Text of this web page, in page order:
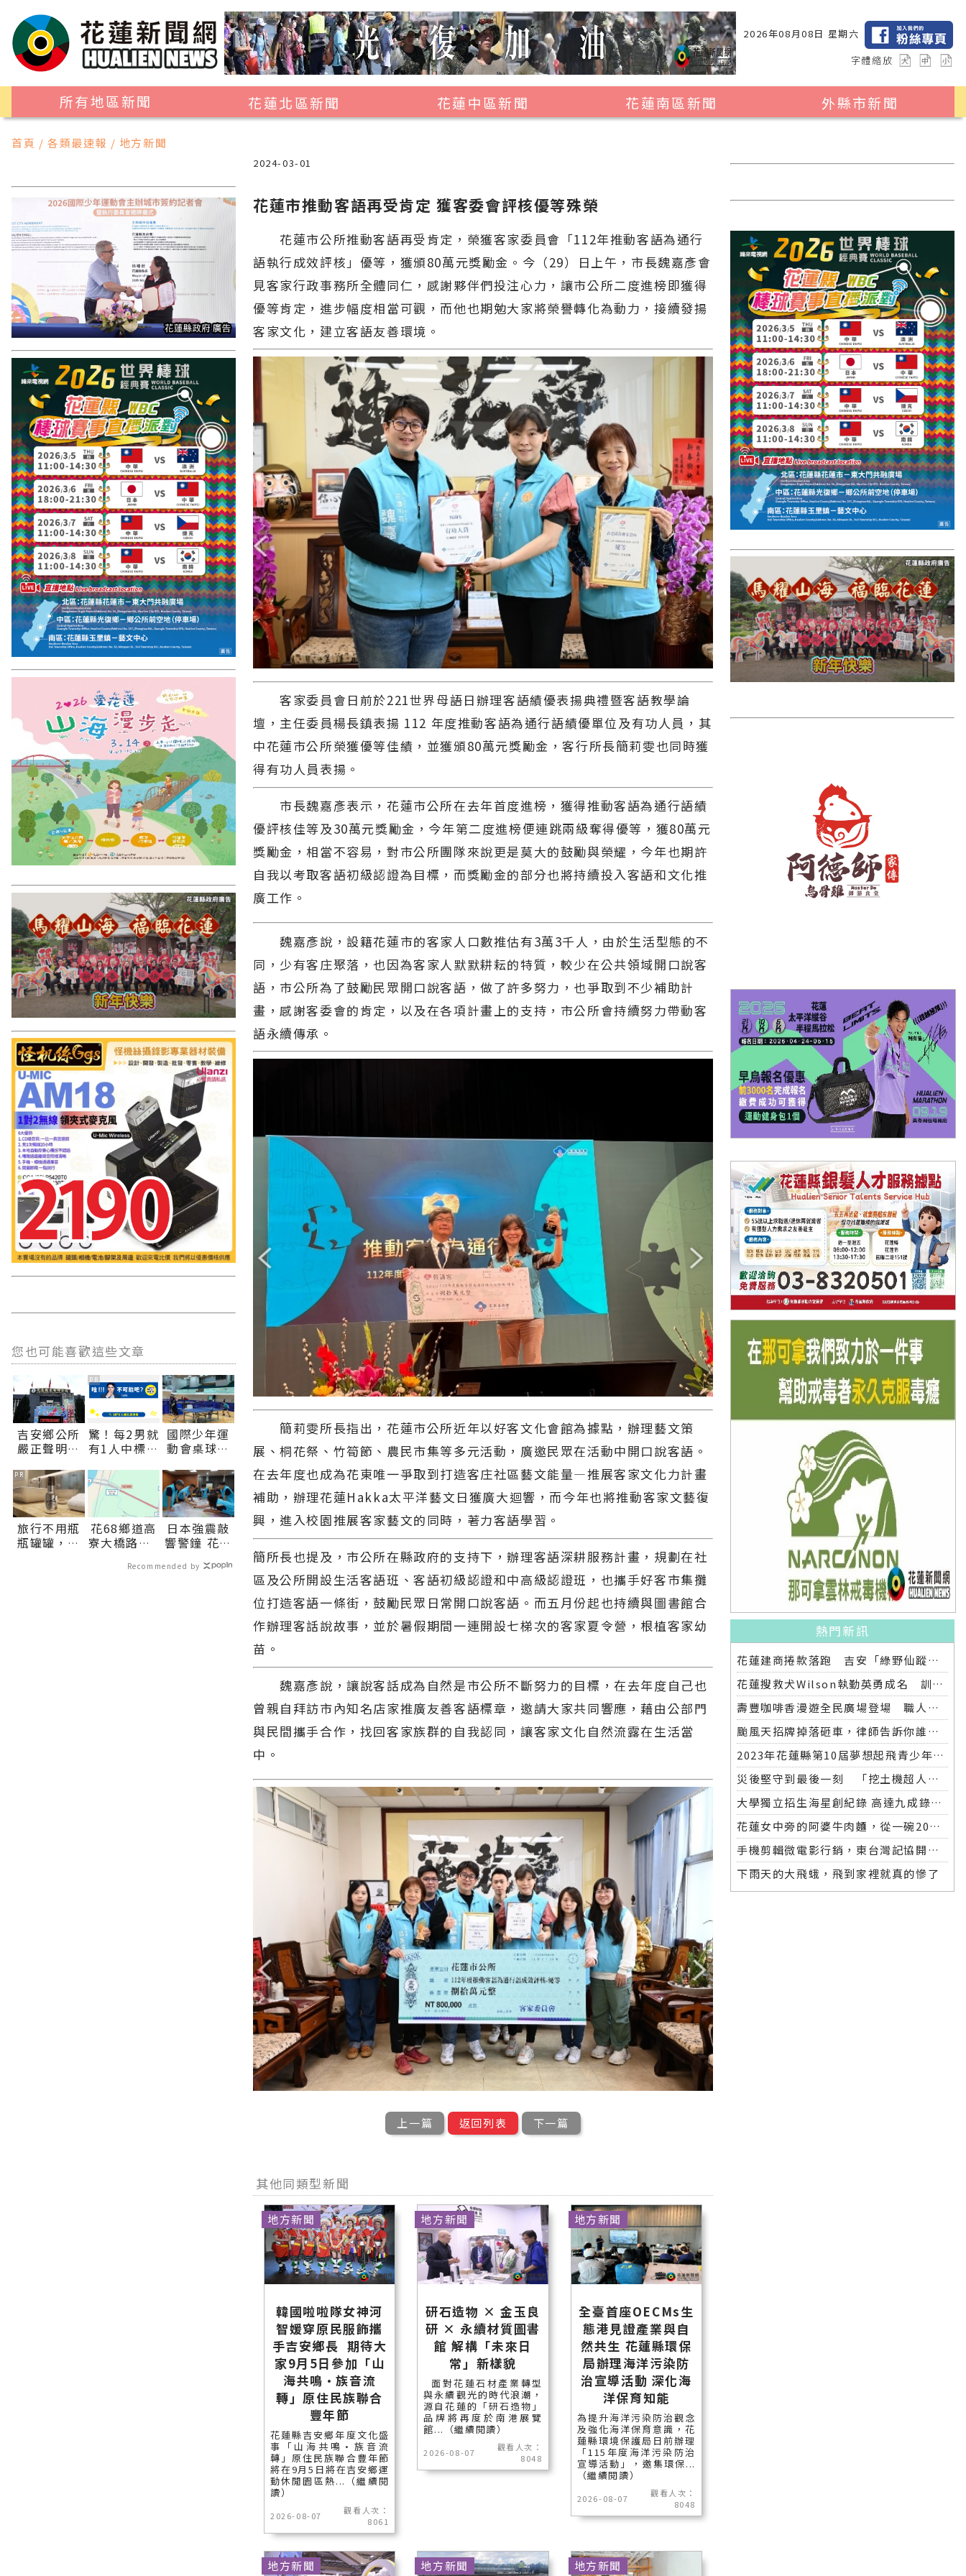
2026年08月08日 星期六
字體縮放
所有地區新聞
花蓮北區新聞
吉安鄉
秀林鄉
花蓮中區新聞
光復鄉
豐濱鄉
花蓮南區新聞
外縣市新聞
2024暑期夏令營專區
台中市
彰化縣
高雄市
國外報導
台東縣
關山鎮
苗栗縣
其他地區
新竹市
和平鄉
台南市
澎湖縣
香港
台東市
雲林縣
長濱鄉
彰化縣
首頁 / 各類最速報 / 地方新聞
您也可能喜歡這些文章
吉安鄉公所
嚴正聲明：
吳姓副主任
請辭獲准∣
花蓮新聞網
官方網站各
類新聞－最
快速的今日
驚！每2男就
有1人中標？
PR
國際少年運
動會桌球預
爆：中華台
北花蓮縣選
手余昕曄、
邱澈宣與台
北市選手洪
秉裕挺進男
子單打八強
旅行不用瓶
瓶罐罐，汎
PR
花68鄉道高
寮大橋路段8
部份時段辦
日本強震敲
響警鐘 花蓮
強化城市防
Recommended by
2024-03-01
花蓮市推動客語再受肯定 獲客委會評核優等殊榮
花蓮市公所推動客語再受肯定，榮獲客家委員會「112年推動客語為通行
語執行成效評核」優等，獲頒80萬元獎勵金。今（29）日上午，市長魏嘉彥會
見客家行政事務所全體同仁，感謝夥伴們投注心力，讓市公所二度進榜即獲得
優等肯定，進步幅度相當可觀，而他也期勉大家將榮譽轉化為動力，接續發揚
客家文化，建立客語友善環境。
客家委員會日前於221世界母語日辦理客語績優表揚典禮暨客語教學論
壇，主任委員楊長鎮表揚 112 年度推動客語為通行語績優單位及有功人員，其
中花蓮市公所榮獲優等佳績，並獲頒80萬元獎勵金，客行所長簡莉雯也同時獲
得有功人員表揚。
市長魏嘉彥表示，花蓮市公所在去年首度進榜，獲得推動客語為通行語績
優評核佳等及30萬元獎勵金，今年第二度進榜便連跳兩級奪得優等，獲80萬元
獎勵金，相當不容易，對市公所團隊來說更是莫大的鼓勵與榮耀，今年也期許
自我以考取客語初級認證為目標，而獎勵金的部分也將持續投入客語和文化推
廣工作。
魏嘉彥說，設籍花蓮市的客家人口數推估有3萬3千人，由於生活型態的不
同，少有客庄聚落，也因為客家人默默耕耘的特質，較少在公共領域開口說客
語，市公所為了鼓勵民眾開口說客語，做了許多努力，也爭取到不少補助計
畫，感謝客委會的肯定，以及在各項計畫上的支持，市公所會持續努力帶動客
語永續傳承。
簡莉雯所長指出，花蓮市公所近年以好客文化會館為據點，辦理藝文策
展、桐花祭、竹筍節、農民市集等多元活動，廣邀民眾在活動中開口說客語。
在去年度也成為花東唯一爭取到打造客庄社區藝文能量—推展客家文化力計畫
補助，辦理花蓮Hakka太平洋藝文日獲廣大迴響，而今年也將推動客家文藝復
興，進入校園推展客家藝文的同時，著力客語學習。
簡所長也提及，市公所在縣政府的支持下，辦理客語深耕服務計畫，規劃在社
區及公所開設生活客語班、客語初級認證和中高級認證班，也攜手好客市集攤
位打造客語一條街，鼓勵民眾日常開口說客語。而五月份起也持續與圖書館合
作辦理客話說故事，並於暑假期間一連開設七梯次的客家夏令營，根植客家幼
苗。
魏嘉彥說，讓說客話成為自然是市公所不斷努力的目標，在去年度自己也
曾親自拜訪市內知名店家推廣友善客語標章，邀請大家共同響應，藉由公部門
與民間攜手合作，找回客家族群的自我認同，讓客家文化自然流露在生活當
中。
上一篇 返回列表 下一篇
其他同類型新聞
韓國啦啦隊女神河
智媛穿原民服飾攜
手吉安鄉長 期待大
家9月5日參加「山
海共鳴•族音流
轉」原住民族聯合
豐年節
花蓮縣吉安鄉年度文化盛
事「山海共鳴•族音流
轉」原住民族聯合豐年節
將在9月5日將在吉安鄉運
動休閒園區熱...（繼續閱
讀）
2026-08-07
觀看人次：
8061
地方新聞
研石造物 × 金玉良
研 × 永續材質圖書
館 解構「未來日
常」新樣貌
面對花蓮石材產業轉型
與永續觀光的時代浪潮，
源自花蓮的「研石造物」
品牌將再度於南港展覽
館...（繼續閱讀）
2026-08-07
觀看人次：
8048
地方新聞
全臺首座OECMs生
態港見證產業與自
然共生 花蓮縣環保
局辦理海洋污染防
治宣導活動 深化海
洋保育知能
為提升海洋污染防治觀念
及強化海洋保育意識，花
蓮縣環境保護局日前辦理
「115年度海洋污染防治
宣導活動」，邀集環保...
（繼續閱讀）
2026-08-07
觀看人次：
8048
地方新聞
地方新聞 地方新聞 地方新聞
熱門新訊
花蓮建商捲款落跑 吉安「綠野仙蹤」整棟2.6億將法拍
花蓮搜救犬Wilson執勤英勇成名 訓練意外墜落離世 消防局將為其立碑追思
壽豐咖啡香漫遊全民廣場登場 職人市集手作體驗品味慢活氛圍
颱風天招牌掉落砸車，律師告訴你誰該賠償
2023年花蓮縣第10屆夢想起飛青少年發明展 自強國中拿下第一名與第二名
災後堅守到最後一刻 「挖土機超人」因感染離世
大學獨立招生海星創紀錄 高達九成錄取國立大學 東華大學錄取21人 歷年最多
花蓮女中旁的阿婆牛肉麵，從一碗20元的牛肉湯開始到40年不變的人情味
手機剪輯微電影行銷，東台灣記協開班授課獲好評
下雨天的大飛蛾，飛到家裡就真的慘了